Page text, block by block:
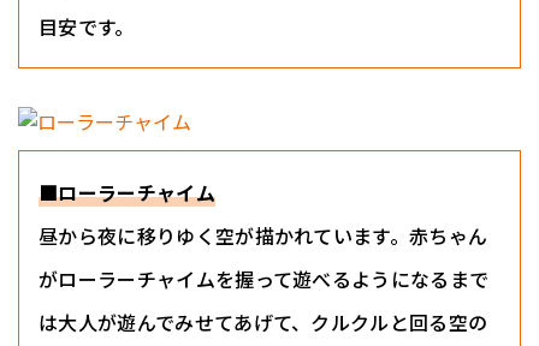
目安です。
■ローラーチャイム
昼から夜に移りゆく空が描かれています。赤ちゃん
がローラーチャイムを握って遊べるようになるまで
は大人が遊んでみせてあげて、クルクルと回る空の